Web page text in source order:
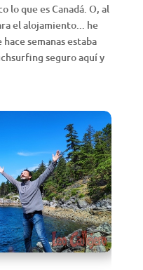
lo que es Canadá. O, al
el alojamiento... he
semanas estaba
seguro aquí y